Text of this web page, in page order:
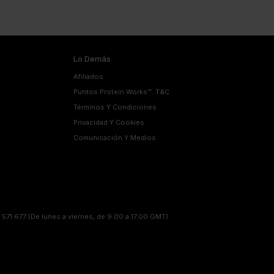
Lo Demás
Afiliados
Puntos Protein Works™. T&C
Términos Y Condiciones
Privacidad Y Cookies
Comunicación Y Medios
677 (De lunes a viernes, de 9.00 a 17.00 GMT)